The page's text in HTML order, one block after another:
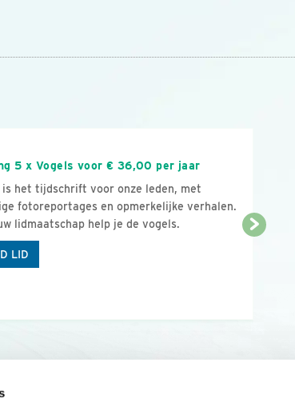
5 x Vogels voor € 36,00 per jaar
is het tijdschrift voor onze leden, met
fotoreportages en opmerkelijke verhalen.
lidmaatschap help je de vogels.
LID